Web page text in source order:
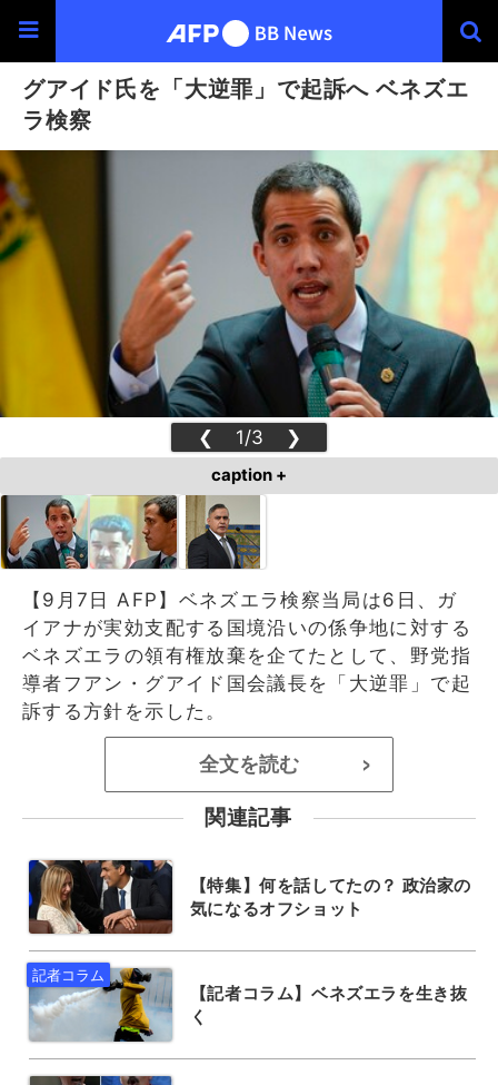
グアイド氏を「大逆罪」で起訴へ ベネズエ
ラ検察
❮ 1/3 ❯
caption +
【9月7日 AFP】ベネズエラ検察当局は6日、ガ
イアナが実効支配する国境沿いの係争地に対する
ベネズエラの領有権放棄を企てたとして、野党指
導者フアン・グアイド国会議長を「大逆罪」で起
訴する方針を示した。
全文を読む >
関連記事
【特集】何を話してたの？ 政治家の
気になるオフショット
【記者コラム】ベネズエラを生き抜
く